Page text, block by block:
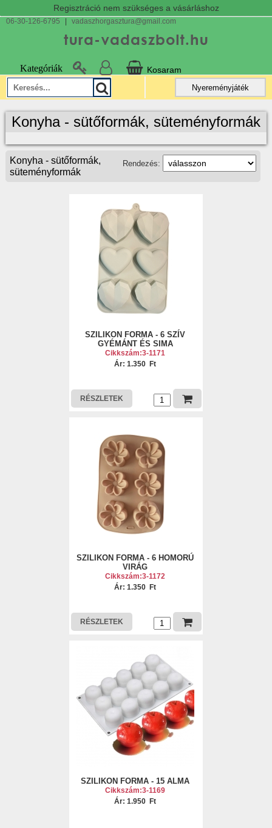
Regisztráció nem szükséges a vásárláshoz
06-30-126-6795 vadaszhorgasztura@gmail.com
Kategóriák Kosaram
Nyereményjáték
Konyha - sütőformák, süteményformák
Rendezés:
Konyha - sütőformák,
süteményformák
SZILIKON FORMA - 6 SZÍV
GYÉMÁNT ÉS SIMA
Cikkszám:3-1171
Ár: 1.350 Ft
RÉSZLETEK
SZILIKON FORMA - 6 HOMORÚ
VIRÁG
Cikkszám:3-1172
Ár: 1.350 Ft
RÉSZLETEK
SZILIKON FORMA - 15 ALMA
Cikkszám:3-1169
Ár: 1.950 Ft